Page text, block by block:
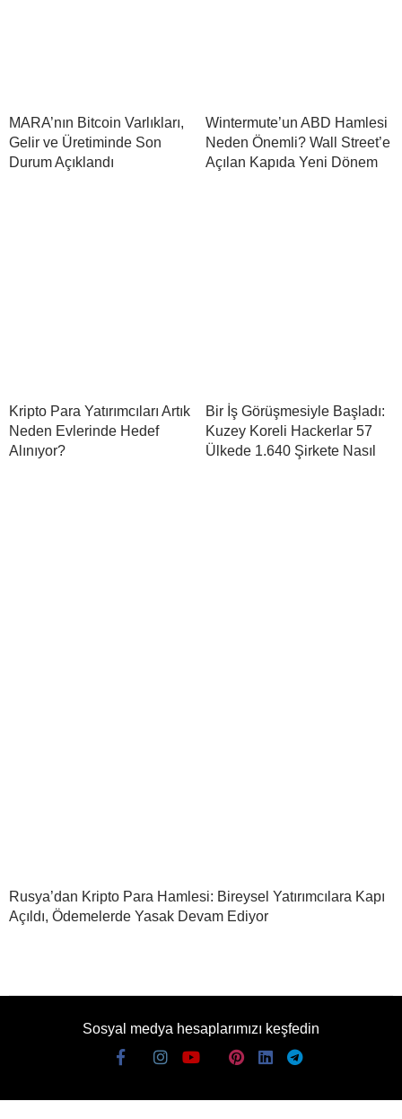
MARA’nın Bitcoin Varlıkları,
Gelir ve Üretiminde Son
Durum Açıklandı
Wintermute’un ABD Hamlesi
Neden Önemli? Wall Street’e
Açılan Kapıda Yeni Dönem
Kripto Para Yatırımcıları Artık
Neden Evlerinde Hedef
Alınıyor?
Bir İş Görüşmesiyle Başladı:
Kuzey Koreli Hackerlar 57
Ülkede 1.640 Şirkete Nasıl
Rusya’dan Kripto Para Hamlesi: Bireysel Yatırımcılara Kapı
Açıldı, Ödemelerde Yasak Devam Ediyor
Sosyal medya hesaplarımızı keşfedin